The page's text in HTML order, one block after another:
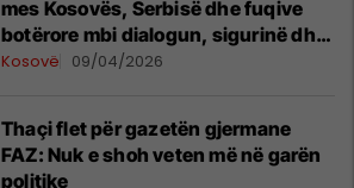
mes Kosovës, Serbisë dhe fuqive
botërore mbi dialogun, sigurinë dhe
UNMIK-un
Kosovë 09/04/2026
Thaçi flet për gazetën gjermane
FAZ: Nuk e shoh veten më në garën
politike